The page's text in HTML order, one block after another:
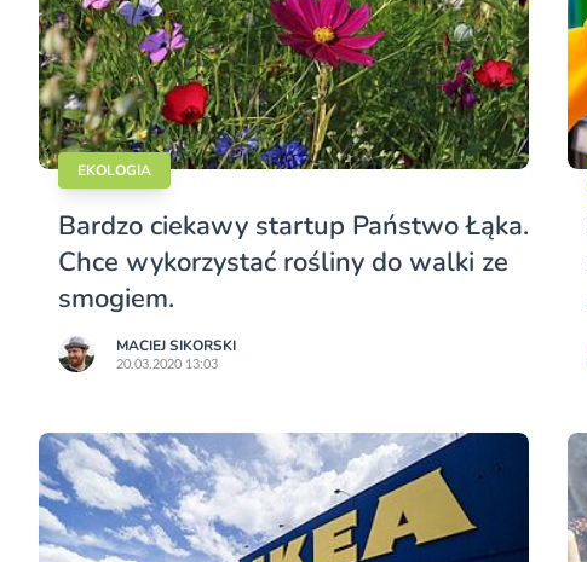
EKOLOGIA
Bardzo ciekawy startup Państwo Łąka.
Chce wykorzystać rośliny do walki ze
smogiem.
MACIEJ SIKORSKI
20.03.2020 13:03